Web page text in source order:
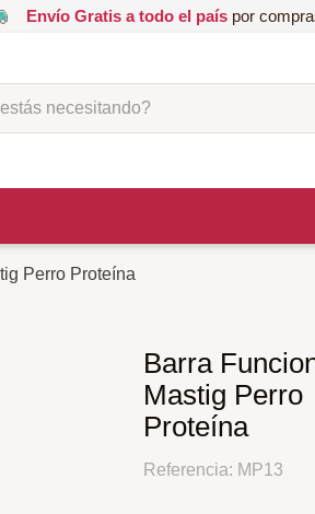
Envío Gratis a todo el paíspor
necesitando?
Perro Proteína
Barra
Mastig Perro
Proteína
Referencia: MP13